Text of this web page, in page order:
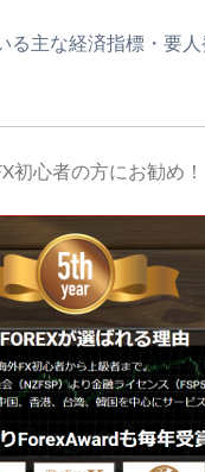
る主な経済指標・要
初心者の方にお勧め！